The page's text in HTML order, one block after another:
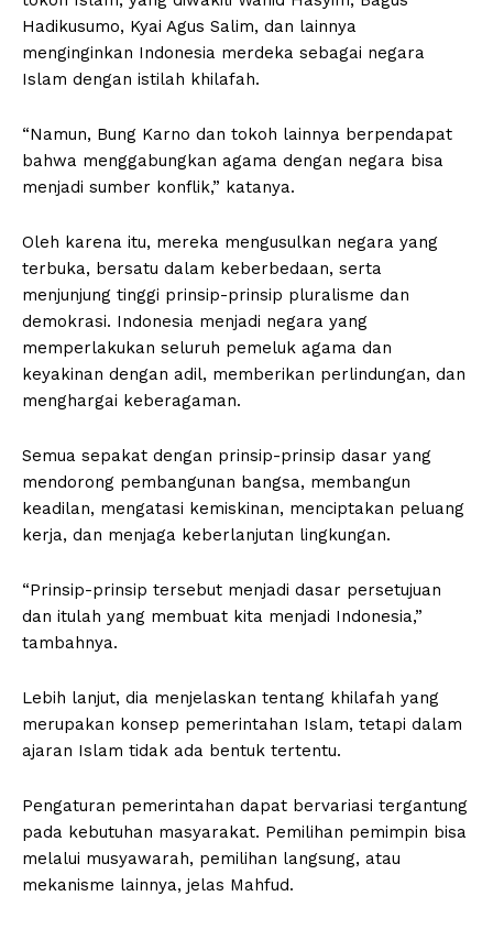
Hadikusumo, Kyai Agus Salim, dan lainnya
menginginkan Indonesia merdeka sebagai negara
Islam dengan istilah khilafah.
“Namun, Bung Karno dan tokoh lainnya berpendapat
bahwa menggabungkan agama dengan negara bisa
menjadi sumber konflik,” katanya.
Oleh karena itu, mereka mengusulkan negara yang
terbuka, bersatu dalam keberbedaan, serta
menjunjung tinggi prinsip-prinsip pluralisme dan
demokrasi. Indonesia menjadi negara yang
memperlakukan seluruh pemeluk agama dan
keyakinan dengan adil, memberikan perlindungan, dan
menghargai keberagaman.
Semua sepakat dengan prinsip-prinsip dasar yang
mendorong pembangunan bangsa, membangun
keadilan, mengatasi kemiskinan, menciptakan peluang
kerja, dan menjaga keberlanjutan lingkungan.
“Prinsip-prinsip tersebut menjadi dasar persetujuan
dan itulah yang membuat kita menjadi Indonesia,”
tambahnya.
Lebih lanjut, dia menjelaskan tentang khilafah yang
merupakan konsep pemerintahan Islam, tetapi dalam
ajaran Islam tidak ada bentuk tertentu.
Pengaturan pemerintahan dapat bervariasi tergantung
pada kebutuhan masyarakat. Pemilihan pemimpin bisa
melalui musyawarah, pemilihan langsung, atau
mekanisme lainnya, jelas Mahfud.